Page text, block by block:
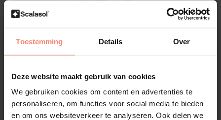
Toestemming Details Over
Deze website maakt gebruik van cookies
We gebruiken cookies om content en advertenties te
personaliseren, om functies voor social media te bieden
en om ons websiteverkeer te analyseren. Ook delen we
Sonnenschutzfolie |
PC365 | Spiegelfolie |
Polycarbonat
Sonnenschutzfolie |
PC375 | Weiß |
Polycarbonat